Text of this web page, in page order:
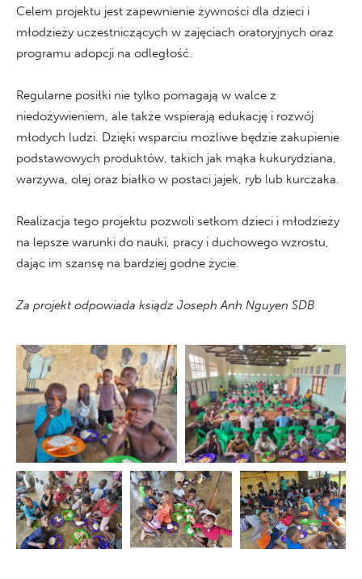
Celem projektu jest zapewnienie żywności dla dzieci i
młodzieży uczestniczących w zajęciach oratoryjnych oraz
programu adopcji na odległość.
Regularne posiłki nie tylko pomagają w walce z
niedożywieniem, ale także wspierają edukację i rozwój
młodych ludzi. Dzięki wsparciu możliwe będzie zakupienie
podstawowych produktów, takich jak mąka kukurydziana,
warzywa, olej oraz białko w postaci jajek, ryb lub kurczaka.
Realizacja tego projektu pozwoli setkom dzieci i młodzieży
na lepsze warunki do nauki, pracy i duchowego wzrostu,
dając im szansę na bardziej godne życie.
Za projekt odpowiada ksiądz Joseph Anh Nguyen SDB